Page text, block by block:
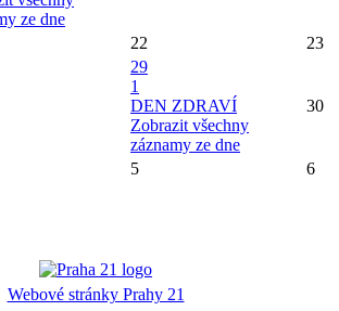
ze dne
22 23
29
1
DEN ZDRAVÍ
Zobrazit všechny
záznamy ze dne
30
5 6
Webové stránky Prahy 21